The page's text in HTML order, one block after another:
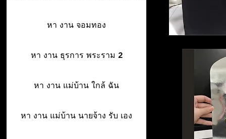
หา งาน จอมทอง
หา งาน ธุรการ พระราม 2
หา งาน แม่บ้าน ใกล้ ฉัน
หา งาน แม่บ้าน นายจ้าง รับ เอง